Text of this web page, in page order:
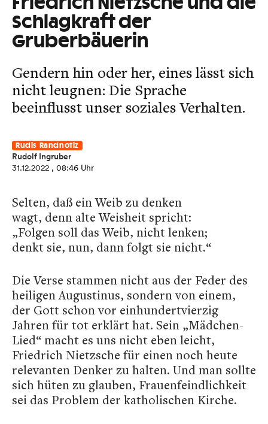
Friedrich Nietzsche und die
Schlagkraft der
Gruberbäuerin
Gendern hin oder her, eines lässt sich
nicht leugnen: Die Sprache
beeinflusst unser soziales Verhalten.
Rudis Randnotiz
Rudolf Ingruber
31.12.2022 , 08:46 Uhr
Selten, daß ein Weib zu denken
wagt, denn alte Weisheit spricht:
„Folgen soll das Weib, nicht lenken;
denkt sie, nun, dann folgt sie nicht.“
Die Verse stammen nicht aus der Feder des
heiligen Augustinus, sondern von einem,
der Gott schon vor einhundertvierzig
Jahren für tot erklärt hat. Sein „Mädchen-
Lied“ macht es uns nicht eben leicht,
Friedrich Nietzsche für einen noch heute
relevanten Denker zu halten. Und man sollte
sich hüten zu glauben, Frauenfeindlichkeit
sei das Problem der katholischen Kirche.